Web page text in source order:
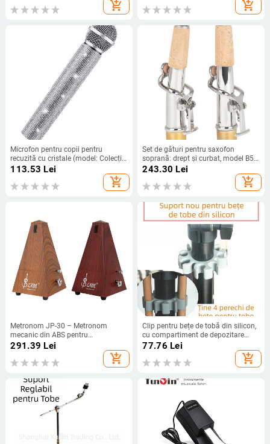
add_shopping_cart add_shopping_cart
Microfon pentru copii pentru
recuzită cu cristale (model: Colecție
de recuzită; marcă: Alte; pe cablu:
Da; direcție: Inimă; SNR ≥70 dB)
113.53 Lei
add_shopping_cart
Set de gâturi pentru saxofon
soprană: drept și curbat, model B53,
dop din cupru, două piese, ambalaj
243.30 Lei
add_shopping_cart
Metronom JP-30 – Metronom
mecanic din ABS pentru
instrumente muzicale
291.39 Lei
add_shopping_cart
Clip pentru bețe de tobă din silicon,
cu compartiment de depozitare
detașabil, pentru seturi de tobe
77.76 Lei
add_shopping_cart